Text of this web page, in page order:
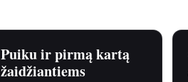
Puiku ir pirmą kartą
žaidžiantiems